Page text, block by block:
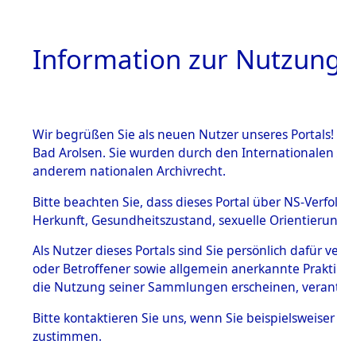
HOME
BESTÄNDE
Inhaftierungsdoku
mente
1.2.9 Beim ITS
verwahrte
1.2.9.1
Effekten aus
5Akten
LUHMANN,
Land
Häftlingsnummer
Information zur
Wir begrüßen Sie als neuen Nutzer unseres
Bad Arolsen. Sie wurden durch den
anderem nationalen Archivrecht.
Bitte beachten Sie, dass dieses Portal über NS-
Herkunft, Gesundheitszustand, sexuelle
Als Nutzer dieses Portals sind Sie persönlich dafür
oder Betroffener sowie allgemein anerkannte
die Nutzung seiner Sammlungen erscheinen,
Bitte kontaktieren Sie uns, wenn Sie
zustimmen.